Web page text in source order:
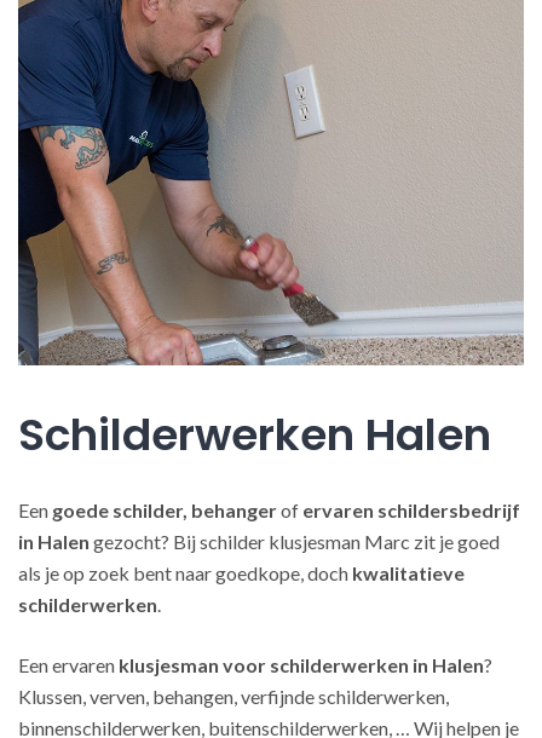
Schilderwerken Halen
Een goede schilder, behangerof ervaren schildersbedrijf
in Halen gezocht? Bij schilder klusjesman Marc zit je goed
als je op zoek bent naar goedkope, doch kwalitatieve
schilderwerken.
Een ervaren klusjesman voor schilderwerken in Halen?
Klussen, verven, behangen, verfijnde schilderwerken,
binnenschilderwerken, buitenschilderwerken, … Wij helpen je